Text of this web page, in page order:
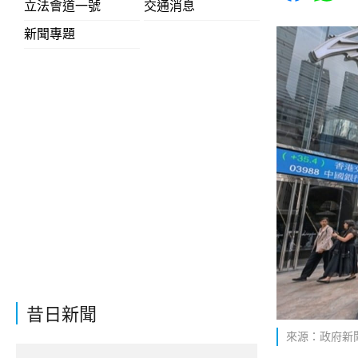
立法會道一號
交通消息
新聞專題
昔日新聞
來源：政府新